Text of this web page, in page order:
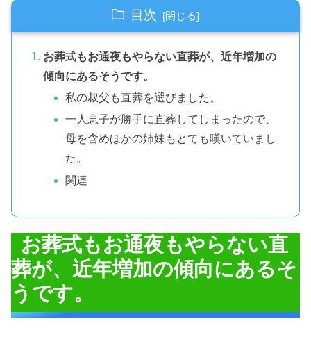
目次
お葬式もお通夜もやらない直葬が、近年増加の
傾向にあるそうです。
私の叔父も直葬を選びました。
一人息子が勝手に直葬してしまったので、
母を含めほかの姉妹もとても嘆いていまし
た。
関連
お葬式もお通夜もやらない直
葬が、近年増加の傾向にあるそ
うです。